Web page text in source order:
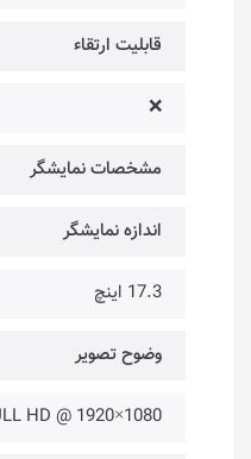
قابلیت ارتقاء
❌
مشخصات نمایشگر
اندازه نمایشگر
17.3 اینچ
وضوح تصویر
1080×1920 @ FULL HD